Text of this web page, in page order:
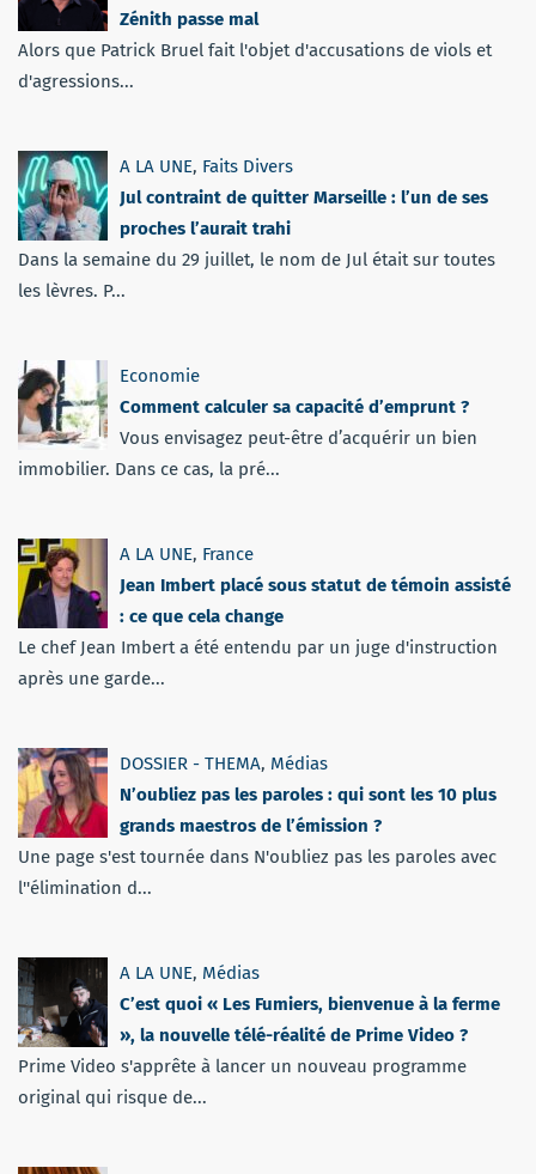
Zénith passe mal
Alors que Patrick Bruel fait l'objet d'accusations de viols et
d'agressions...
A LA UNE, Faits Divers
Jul contraint de quitter Marseille : l’un de ses
proches l’aurait trahi
Dans la semaine du 29 juillet, le nom de Jul était sur toutes
les lèvres. P...
Economie
Comment calculer sa capacité d’emprunt ?
Vous envisagez peut-être d’acquérir un bien
immobilier. Dans ce cas, la pré...
A LA UNE, France
Jean Imbert placé sous statut de témoin assisté
: ce que cela change
Le chef Jean Imbert a été entendu par un juge d'instruction
après une garde...
DOSSIER - THEMA, Médias
N’oubliez pas les paroles : qui sont les 10 plus
grands maestros de l’émission ?
Une page s'est tournée dans N'oubliez pas les paroles avec
l''élimination d...
A LA UNE, Médias
C’est quoi « Les Fumiers, bienvenue à la ferme
», la nouvelle télé-réalité de Prime Video ?
Prime Video s'apprête à lancer un nouveau programme
original qui risque de...